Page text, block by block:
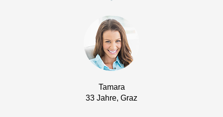
Tamara
33 Jahre, Graz